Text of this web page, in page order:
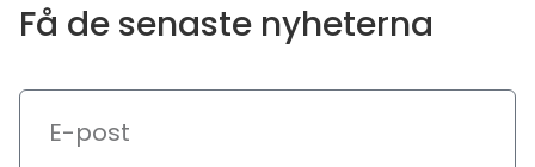
Få de senaste nyheterna